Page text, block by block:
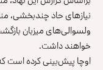
نیازهای حاد چندبخشی،
ولسوالی‌های میزبان
خواهند داشت.